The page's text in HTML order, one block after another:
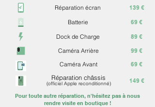
139 €
Réparation écran
Batterie
Dock de Charge
89 €
Caméra Arrière
Caméra Avant
69 €
99 €
69 €
Pour toute autre réparation, n'hésitez pas à nous
rendre visite en boutique !
Réparation châssis
(officiel Apple reconditionné) 149 €